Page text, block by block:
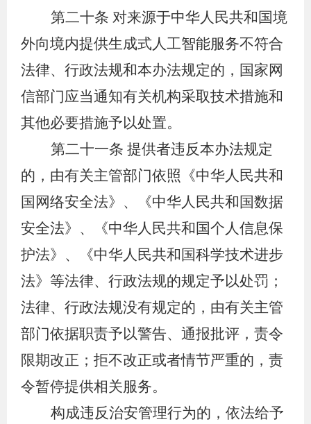
第二十条 对来源于中华人民共和国境
外向境内提供生成式人工智能服务不符合
法律、行政法规和本办法规定的，国家网
信部门应当通知有关机构采取技术措施和
其他必要措施予以处置。
第二十一条 提供者违反本办法规定
的，由有关主管部门依照《中华人民共和
国网络安全法》、《中华人民共和国数据
安全法》、《中华人民共和国个人信息保
护法》、《中华人民共和国科学技术进步
法》等法律、行政法规的规定予以处罚；
法律、行政法规没有规定的，由有关主管
部门依据职责予以警告、通报批评，责令
限期改正；拒不改正或者情节严重的，责
令暂停提供相关服务。
构成违反治安管理行为的，依法给予